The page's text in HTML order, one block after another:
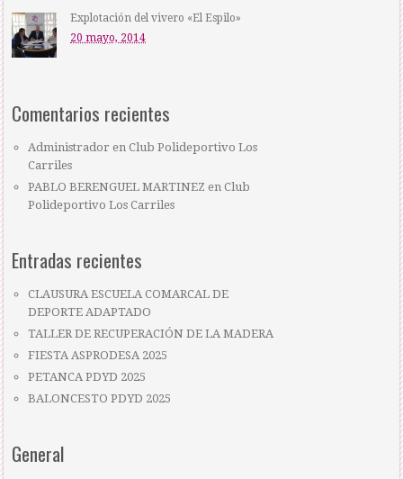
Explotación del vivero «El Espilo»
20 mayo, 2014
Comentarios recientes
Administrador en Club Polideportivo Los
Carriles
PABLO BERENGUEL MARTINEZ en Club
Polideportivo Los Carriles
Entradas recientes
CLAUSURA ESCUELA COMARCAL DE
DEPORTE ADAPTADO
TALLER DE RECUPERACIÓN DE LA MADERA
FIESTA ASPRODESA 2025
PETANCA PDYD 2025
BALONCESTO PDYD 2025
General